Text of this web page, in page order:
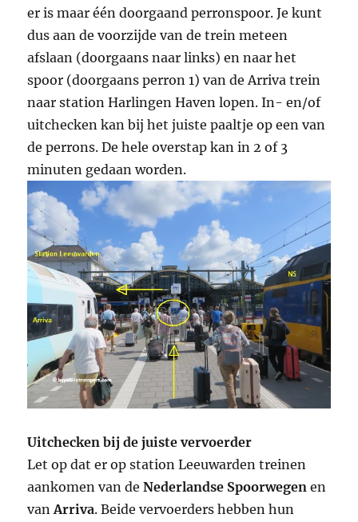
er is maar één doorgaand perronspoor. Je kunt
dus aan de voorzijde van de trein meteen
afslaan (doorgaans naar links) en naar het
spoor (doorgaans perron 1) van de Arriva trein
naar station Harlingen Haven lopen. In- en/of
uitchecken kan bij het juiste paaltje op een van
de perrons. De hele overstap kan in 2 of 3
minuten gedaan worden.
Uitchecken bij de juiste vervoerder
Let op dat er op station Leeuwarden treinen
aankomen van deNederlandse Spoorwegen en
vanArriva. Beide vervoerders hebben hun